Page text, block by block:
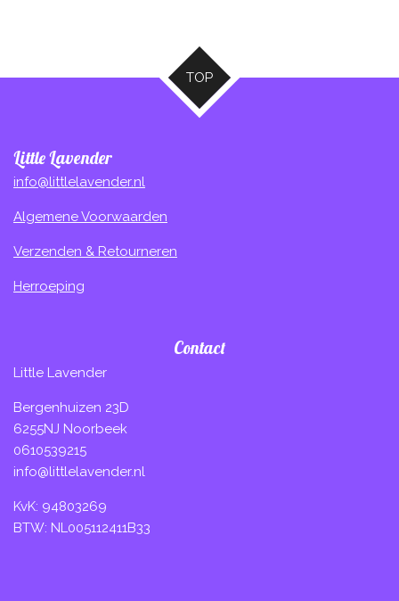
TOP
Little Lavender
info@littlelavender.nl
Algemene Voorwaarden
Verzenden & Retourneren
Herroeping
Contact
Little Lavender
Bergenhuizen 23D
6255NJ Noorbeek
0610539215
info@littlelavender.nl
KvK: 94803269
BTW: NL005112411B33